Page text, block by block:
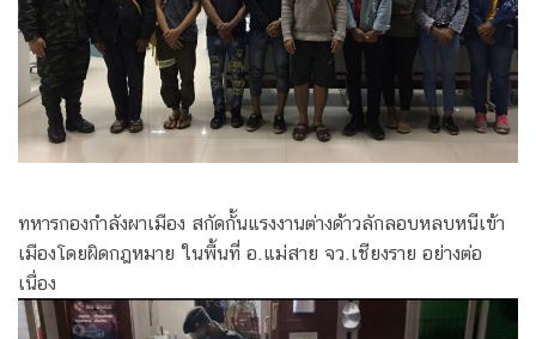
ทหารกองกำลังผาเมือง สกัดกั้นแรงงานต่างด้าวลักลอบหลบหนีเข้า
เมืองโดยผิดกฎหมาย ในพื้นที่ อ.แม่สาย จว.เชียงราย อย่างต่อ
เนื่อง